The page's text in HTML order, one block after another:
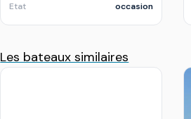
Etat
occasion
Les bateaux similaires